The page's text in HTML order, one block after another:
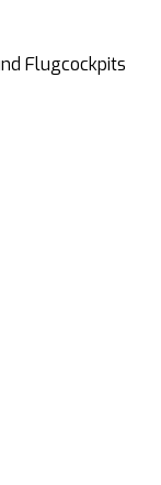
Flugcockpits